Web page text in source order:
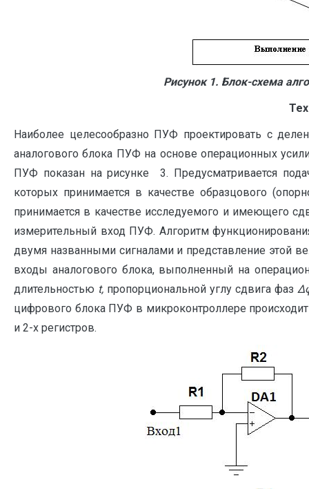
Рисунок 1. Блок-схема
Наиболее целесообразно ПУФ проектировать с
аналогового блока ПУФ на основе операционных
ПУФ показан на рисунке 3. Предусматривается
которых принимается в качестве образцового
принимается в качестве исследуемого и имеющего
измерительный вход ПУФ. Алгоритм
двумя названными сигналами и представление этой
входы аналогового блока, выполненный на
длительностью t, пропорциональной углу сдвига фаз
цифрового блока ПУФ в микроконтроллере
и 2-х регистров.